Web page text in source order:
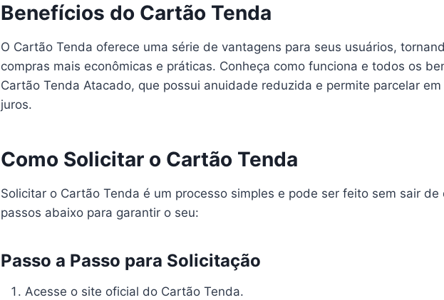
Benefícios do Cartão Tenda
O Cartão Tenda oferece uma série de vantagens para seus usuários,
compras mais econômicas e práticas. Conheça como funciona e todos os
Cartão Tenda Atacado, que possui anuidade reduzida e permite parcelar em
juros.
Como Solicitar o Cartão Tenda
Solicitar o Cartão Tenda é um processo simples e pode ser feito sem sair de
passos abaixo para garantir o seu:
Passo a Passo para Solicitação
Acesse o site oficial do Cartão Tenda.